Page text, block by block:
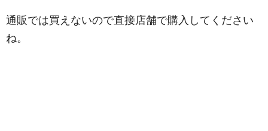
通販では買えないので直接店舗で購入してください
ね。